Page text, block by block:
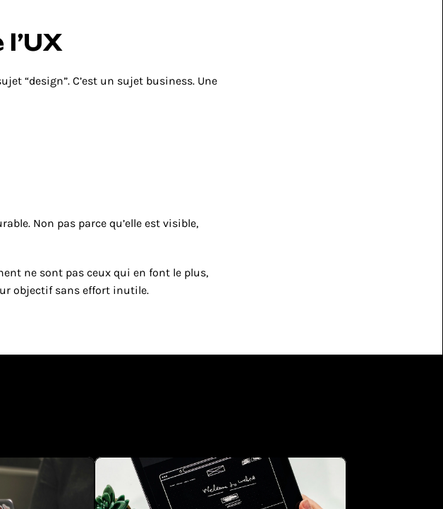
“design”. C’est un sujet business. Une
Non pas parce qu’elle est visible,
ne sont pas ceux qui en font le plus,
objectif sans effort inutile.